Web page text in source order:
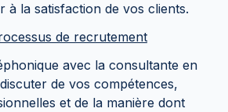
à la satisfaction de vos clients.
de recrutement
avec la consultante en
de vos compétences,
et de la manière dont